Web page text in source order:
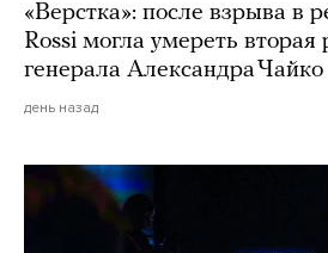
«Верстка»: после взрыва в
Rossi могла умереть вторая
генерала Александра Чайко
день назад